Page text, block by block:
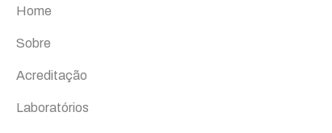
Home
Sobre
Acreditação
Laboratórios